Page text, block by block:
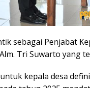
sebagai Penjabat
Tri Suwarto yang
kepala desa